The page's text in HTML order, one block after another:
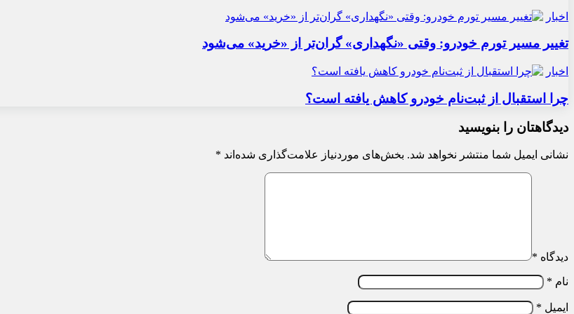
اخبار
تغییر مسیر تورم خودرو: وقتی «نگهداری» گران‌تر از «خرید» می‌شود
اخبار
چرا استقبال از ثبت‌نام خودرو کاهش یافته است؟
دیدگاهتان را بنویسید
نشانی ایمیل شما منتشر نخواهد شد. بخش‌های موردنیاز علامت‌گذاری شده‌اند *
دیدگاه *
نام *
ایمیل *